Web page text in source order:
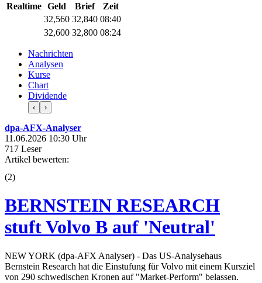
Realtime Geld Brief
Zeit
32,560 32,840 08:40
32,600 32,800 08:24
Nachrichten
Analysen
Kurse
Chart
Dividende
‹ ›
dpa-AFX-Analyser
11.06.2026 10:30 Uhr
717 Leser
Artikel bewerten:
(2)
BERNSTEIN RESEARCH
stuft Volvo B auf 'Neutral'
NEW YORK (dpa-AFX Analyser) - Das US-Analysehaus
Bernstein Research hat die Einstufung für Volvo mit einem Kursziel
von 290 schwedischen Kronen auf "Market-Perform" belassen.